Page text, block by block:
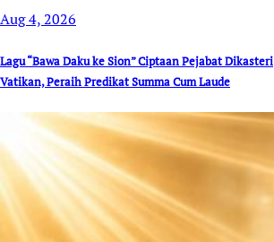
Aug 4, 2026
Lagu “Bawa Daku ke Sion” Ciptaan Pejabat Dikasteri
Vatikan, Peraih Predikat Summa Cum Laude